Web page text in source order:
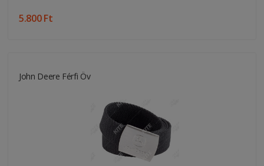
5.800 Ft
John Deere Férfi Öv